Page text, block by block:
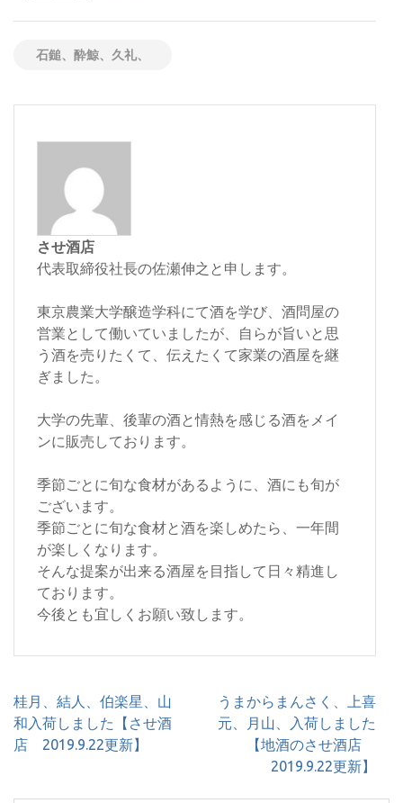
石鎚、酔鯨、久礼、
させ酒店
代表取締役社長の佐瀬伸之と申します。
東京農業大学醸造学科にて酒を学び、酒問屋の
営業として働いていましたが、自らが旨いと思
う酒を売りたくて、伝えたくて家業の酒屋を継
ぎました。
大学の先輩、後輩の酒と情熱を感じる酒をメイ
ンに販売しております。
季節ごとに旬な食材があるように、酒にも旬が
ございます。
季節ごとに旬な食材と酒を楽しめたら、一年間
が楽しくなります。
そんな提案が出来る酒屋を目指して日々精進し
ております。
今後とも宜しくお願い致します。
投
稿
ナ
桂月、結人、伯楽星、山
和入荷しました【させ酒
店 2019.9.22更新】
うまからまんさく、上喜
元、月山、入荷しました
【地酒のさせ酒店
2019.9.22更新】